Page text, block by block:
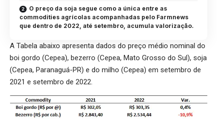
O preço da soja segue como a única entre as
commodities agrícolas acompanhadas pelo Farmnews
que dentro de 2022, até setembro, acumula valorização.
A Tabela abaixo apresenta dados do preço médio nominal do
boi gordo (Cepea), bezerro (Cepea, Mato Grosso do Sul), soja
(Cepea, Paranaguá-PR) e do milho (Cepea) em setembro de
2021 e setembro de 2022.